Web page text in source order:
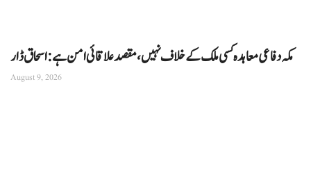
مکہ دفاعی معاہدہ کسی ملک کے خلاف نہیں، مقصد علاقائی امن ہے: اسحاق ڈار
August 9, 2026